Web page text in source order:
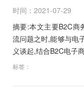
时间：2021-07-29
摘要:本文主要B2C商
流问题之时,能够与电
义谈起,结合B2C电子
标签：